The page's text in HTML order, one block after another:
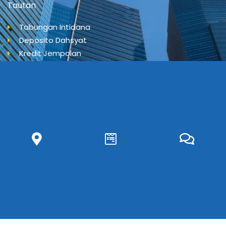
Tautan
Tabungan Intidana
Deposito Dahsyat
Kredit Jempolan
BPR intidana berizin dan diawasi oleh Otoritas Jasa Keuangan